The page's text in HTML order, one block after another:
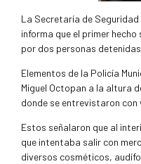
La Secretaría de Seguridad
informa que el primer
por dos personas
Elementos de la Policía
Miguel Octopan a la altura
donde se entrevistaron
Estos señalaron que al
que intentaba salir con
diversos cosméticos,